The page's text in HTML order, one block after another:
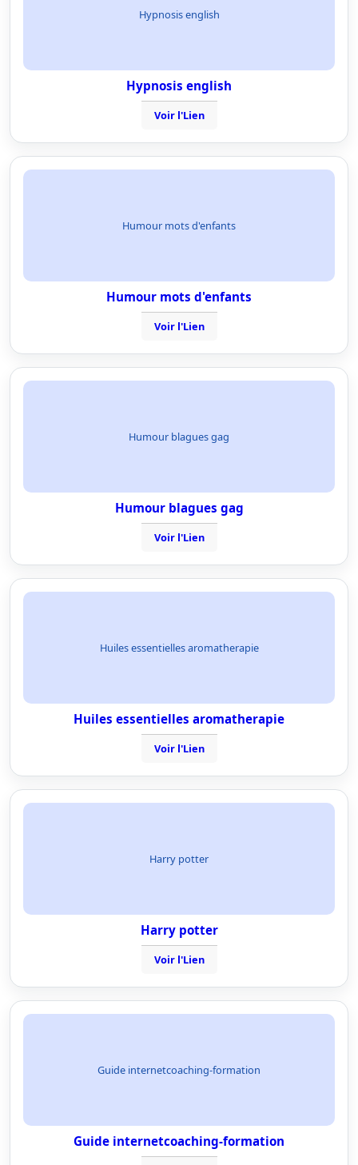
Hypnosis english
Hypnosis english
Voir l'Lien
Humour mots d'enfants
Humour mots d'enfants
Voir l'Lien
Humour blagues gag
Humour blagues gag
Voir l'Lien
Huiles essentielles aromatherapie
Huiles essentielles aromatherapie
Voir l'Lien
Harry potter
Harry potter
Voir l'Lien
Guide internetcoaching-formation
Guide internetcoaching-formation